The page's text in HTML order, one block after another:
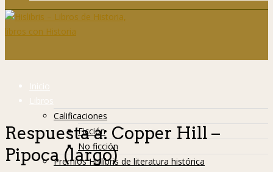
Inicio
Libros
Calificaciones
Ficción
No ficción
Premios Hislibris de literatura histórica
Respuesta a: Copper Hill –
Pipoca (largo)